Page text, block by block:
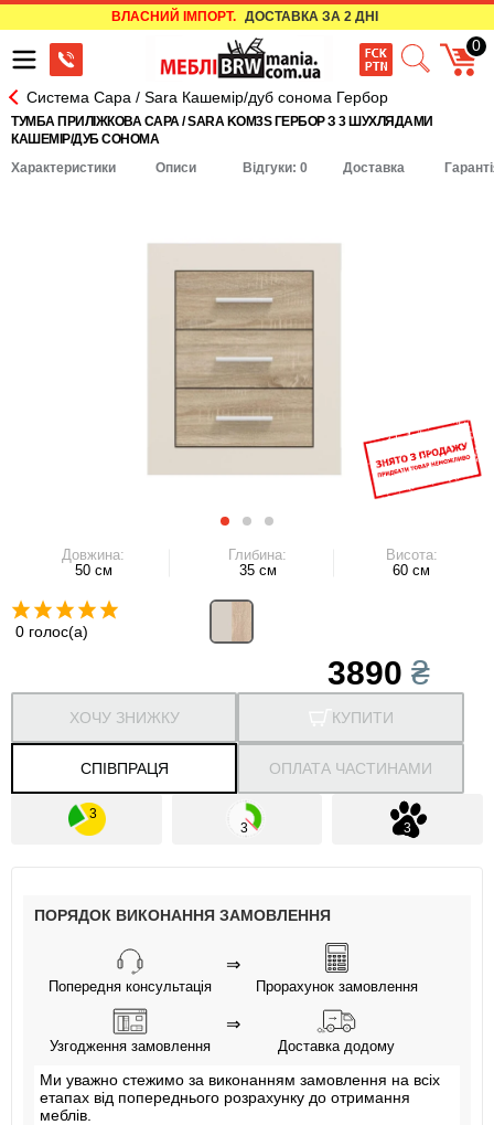
ВЛАСНИЙ ІМПОРТ. ДОСТАВКА ЗА 2 ДНІ
0
Система Сара / Sara Кашемір/дуб сонома Гербор
ТУМБА ПРИЛІЖКОВА САРА / SARA KOM3S ГЕРБОР З 3 ШУХЛЯДАМИ
КАШЕМІР/ДУБ СОНОМА
Характеристики
Описи Відгуки: 0 Доставка
Довжина:
50 см
Глибина:
35 см
Висота:
60 см
0 голос(а)
3890₴
КУПИТИ
СПІВПРАЦЯ
ХОЧУ ЗНИЖКУ
ОПЛАТА ЧАСТИНАМИ
ПОРЯДОК ВИКОНАННЯ ЗАМОВЛЕННЯ
Попередня консультація
⇒
Прорахунок замовлення
Узгодження замовлення
⇒
Доставка додому
Ми уважно стежимо за виконанням замовлення на всіх
етапах від попереднього розрахунку до отримання
меблів.